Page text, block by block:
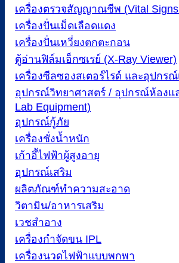
เครื่องตรวจสัญญาณชีพ (Vital Signs
เครื่องปั่นเม็ดเลือดแดง
เครื่องปั่นเหวี่ยงตกตะกอน
ตู้อ่านฟิล์มเอ็กซเรย์ (X-Ray Viewer)
เครื่องซีลซองสเตอร์ไรด์ และอุปกรณ์
อุปกรณ์วิทยาศาสตร์ / อุปกรณ์ห้องแ
Lab Equipment)
อุปกรณ์กู้ภัย
เครื่องชั่งน้ำหนัก
เก้าอี้ไฟฟ้าผู้สูงอายุ
อุปกรณ์เสริม
ผลิตภัณฑ์ทำความสะอาด
วิตามิน/อาหารเสริม
เวชสำอาง
เครื่องกำจัดขน IPL
เครื่องนวดไฟฟ้าแบบพกพา